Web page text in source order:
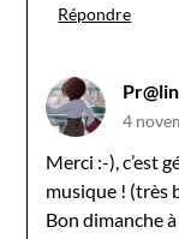
Répondre
4
Merci :-), c’est
musique ! (très
Bon dimanche